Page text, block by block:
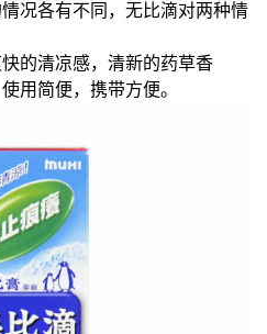
况各有不同，无比滴对两种情
的清凉感，清新的药草香
用简便，携带方便。